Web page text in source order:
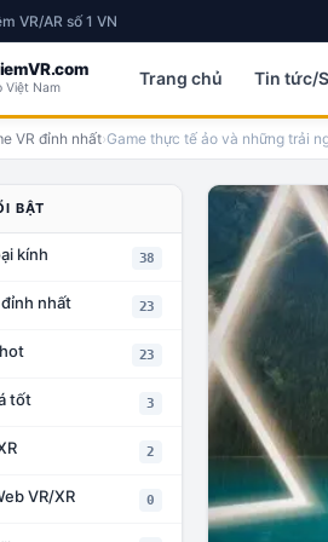
VR/AR số 1 VN
Việt Nam Trang chủ Tin tức/
VR đỉnh nhất›Game thực tế ảo và những trải
BẬT
kính 38
đỉnh nhất 23
23
tốt 3
2
VR/XR 0